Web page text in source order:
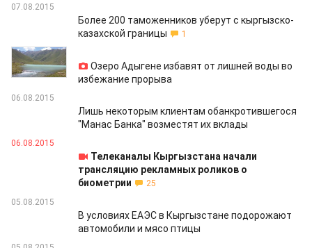
07.08.2015
Более 200 таможенников уберут с кыргызско-
казахской границы
1
07.08.2015
Озеро Адыгене избавят от лишней воды во
избежание прорыва
06.08.2015
Лишь некоторым клиентам обанкротившегося
"Манас Банка" возместят их вклады
06.08.2015
Телеканалы Кыргызстана начали
трансляцию рекламных роликов о
биометрии
25
05.08.2015
В условиях ЕАЭС в Кыргызстане подорожают
автомобили и мясо птицы